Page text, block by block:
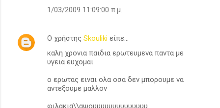
1/03/2009 11:09:00 π.μ.
Ο χρήστης Skouliki είπε…
καλη χρονια παιδια ερωτευμενα παντα με
υγεια ευχομαι
ο ερωτας ειναι ολα οσα δεν μπορουμε να
αντεξουμε μαλλον
φιλακια\\αψουυυυυυυυυυυυυυ